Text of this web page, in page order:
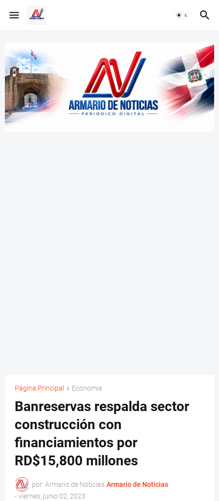
Página Principal Economia
Banreservas respalda sector
construcción con
financiamientos por
RD$15,800 millones
por: Armario de Noticias Armario de Noticias
- viernes, junio 02, 2023